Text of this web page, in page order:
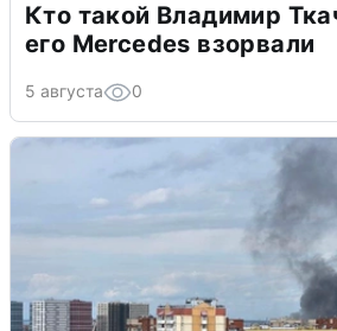
Кто такой Владимир
его Mercedes взорвали
5 августа 0